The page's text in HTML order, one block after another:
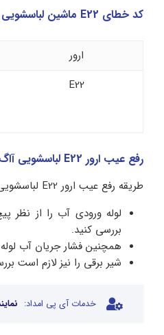
کد خطای E22 ماشین لباسشویی آاگ
ارور
E22
رفع عیب ارور E22 لباسشویی آاگ
طریقه رفع عیب ارور E22 لباسشویی آاگ به قرار زیر است:
لوله ورودی آب را از نظر
بررسی کنید.
همچنین فشار جریان آب لوله
شیر برقی را نیز لازم است
خدمات آی پی امداد: